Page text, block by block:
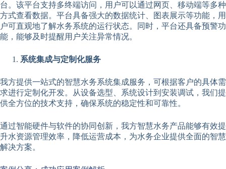
台。该平台支持多终端访问，用户可以通过网页、移动端等多种
方式查看数据。平台具备强大的数据统计、图表展示等功能，用
户可直观地了解水务系统的运行状态。同时，平台还具备预警功
能，能够及时提醒用户关注异常情况。
系统集成与定制化服务
我方提供一站式的智慧水务系统集成服务，可根据客户的具体需
求进行定制化开发。从设备选型、系统设计到安装调试，我们提
供全方位的技术支持，确保系统的稳定性和可靠性。
通过智能硬件与软件的协同创新，我方智慧水务产品能够有效提
升水资源管理效率，降低运营成本，为水务企业提供全面的智慧
解决方案。